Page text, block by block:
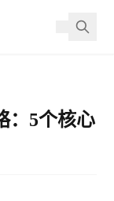
：5个核心